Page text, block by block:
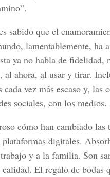
sabido que el
lamentablemente, ha
ya no habla de fidelidad,
al ahora, al usar y tirar.
vez más escaso y, las
sociales, con los
cómo han cambiado
digitales.
y a la familia. Son
El regalo de bodas